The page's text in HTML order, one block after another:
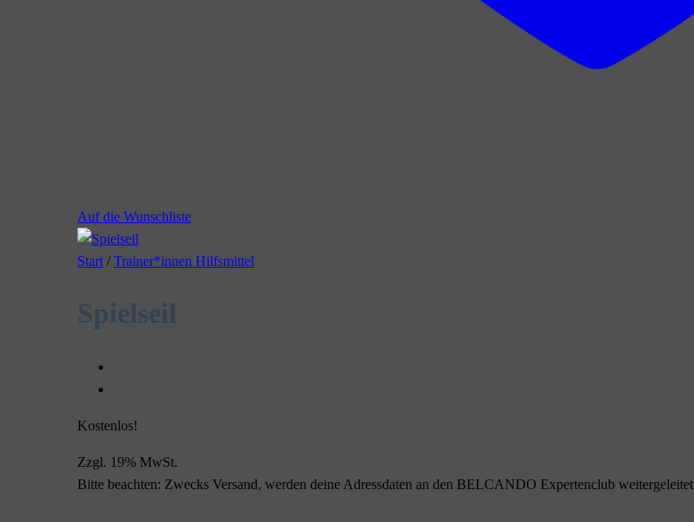
Auf die Wunschliste
Start / Trainer*innen Hilfsmittel
Spielseil
Kostenlos!
Zzgl. 19% MwSt.
Bitte beachten: Zwecks Versand, werden deine Adressdaten an den BELCANDO Expertenclub weitergeleitet